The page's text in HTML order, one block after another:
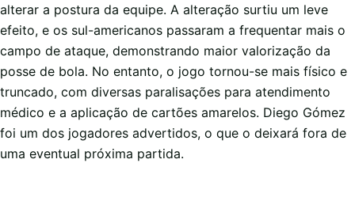
alterar a postura da equipe. A alteração surtiu um leve
efeito, e os sul-americanos passaram a frequentar mais o
campo de ataque, demonstrando maior valorização da
posse de bola. No entanto, o jogo tornou-se mais físico e
truncado, com diversas paralisações para atendimento
médico e a aplicação de cartões amarelos. Diego Gómez
foi um dos jogadores advertidos, o que o deixará fora de
uma eventual próxima partida.